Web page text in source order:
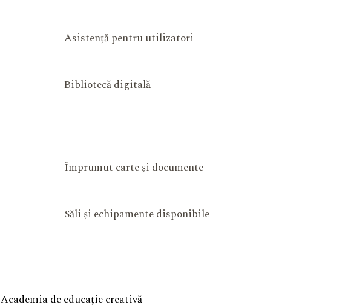
Asistență pentru utilizatori
Bibliotecă digitală
Împrumut carte și documente
Săli și echipamente disponibile
Academia de educație creativă